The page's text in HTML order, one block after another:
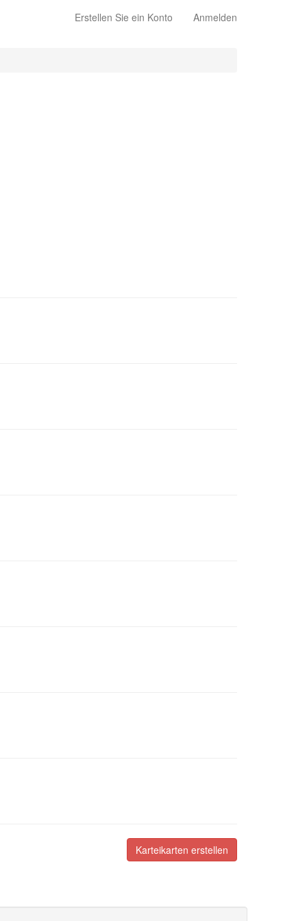
Erstellen Sie ein Konto Anmelden
Karteikarten erstellen